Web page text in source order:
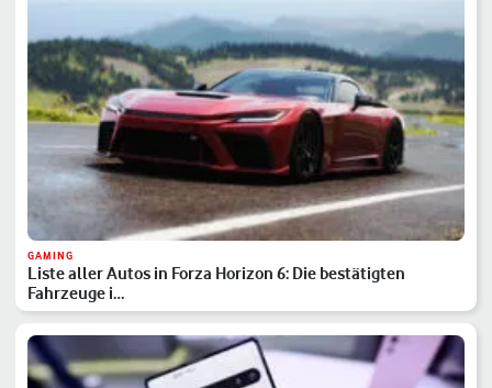
GAMING
Liste aller Autos in Forza Horizon 6: Die bestätigten
Fahrzeuge i…